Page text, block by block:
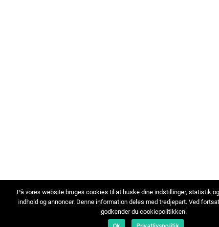
På vores website bruges cookies til at huske dine indstillinger, statistik
indhold og annoncer. Denne information deles med tredjepart. Ved
godkender du cookiepolitikken.